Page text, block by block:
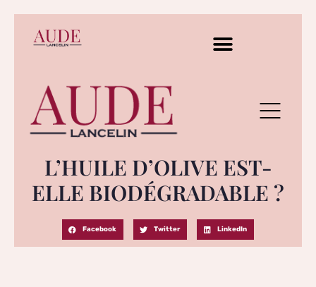
L’HUILE D’OLIVE EST-
ELLE BIODÉGRADABLE ?
Facebook Twitter LinkedIn